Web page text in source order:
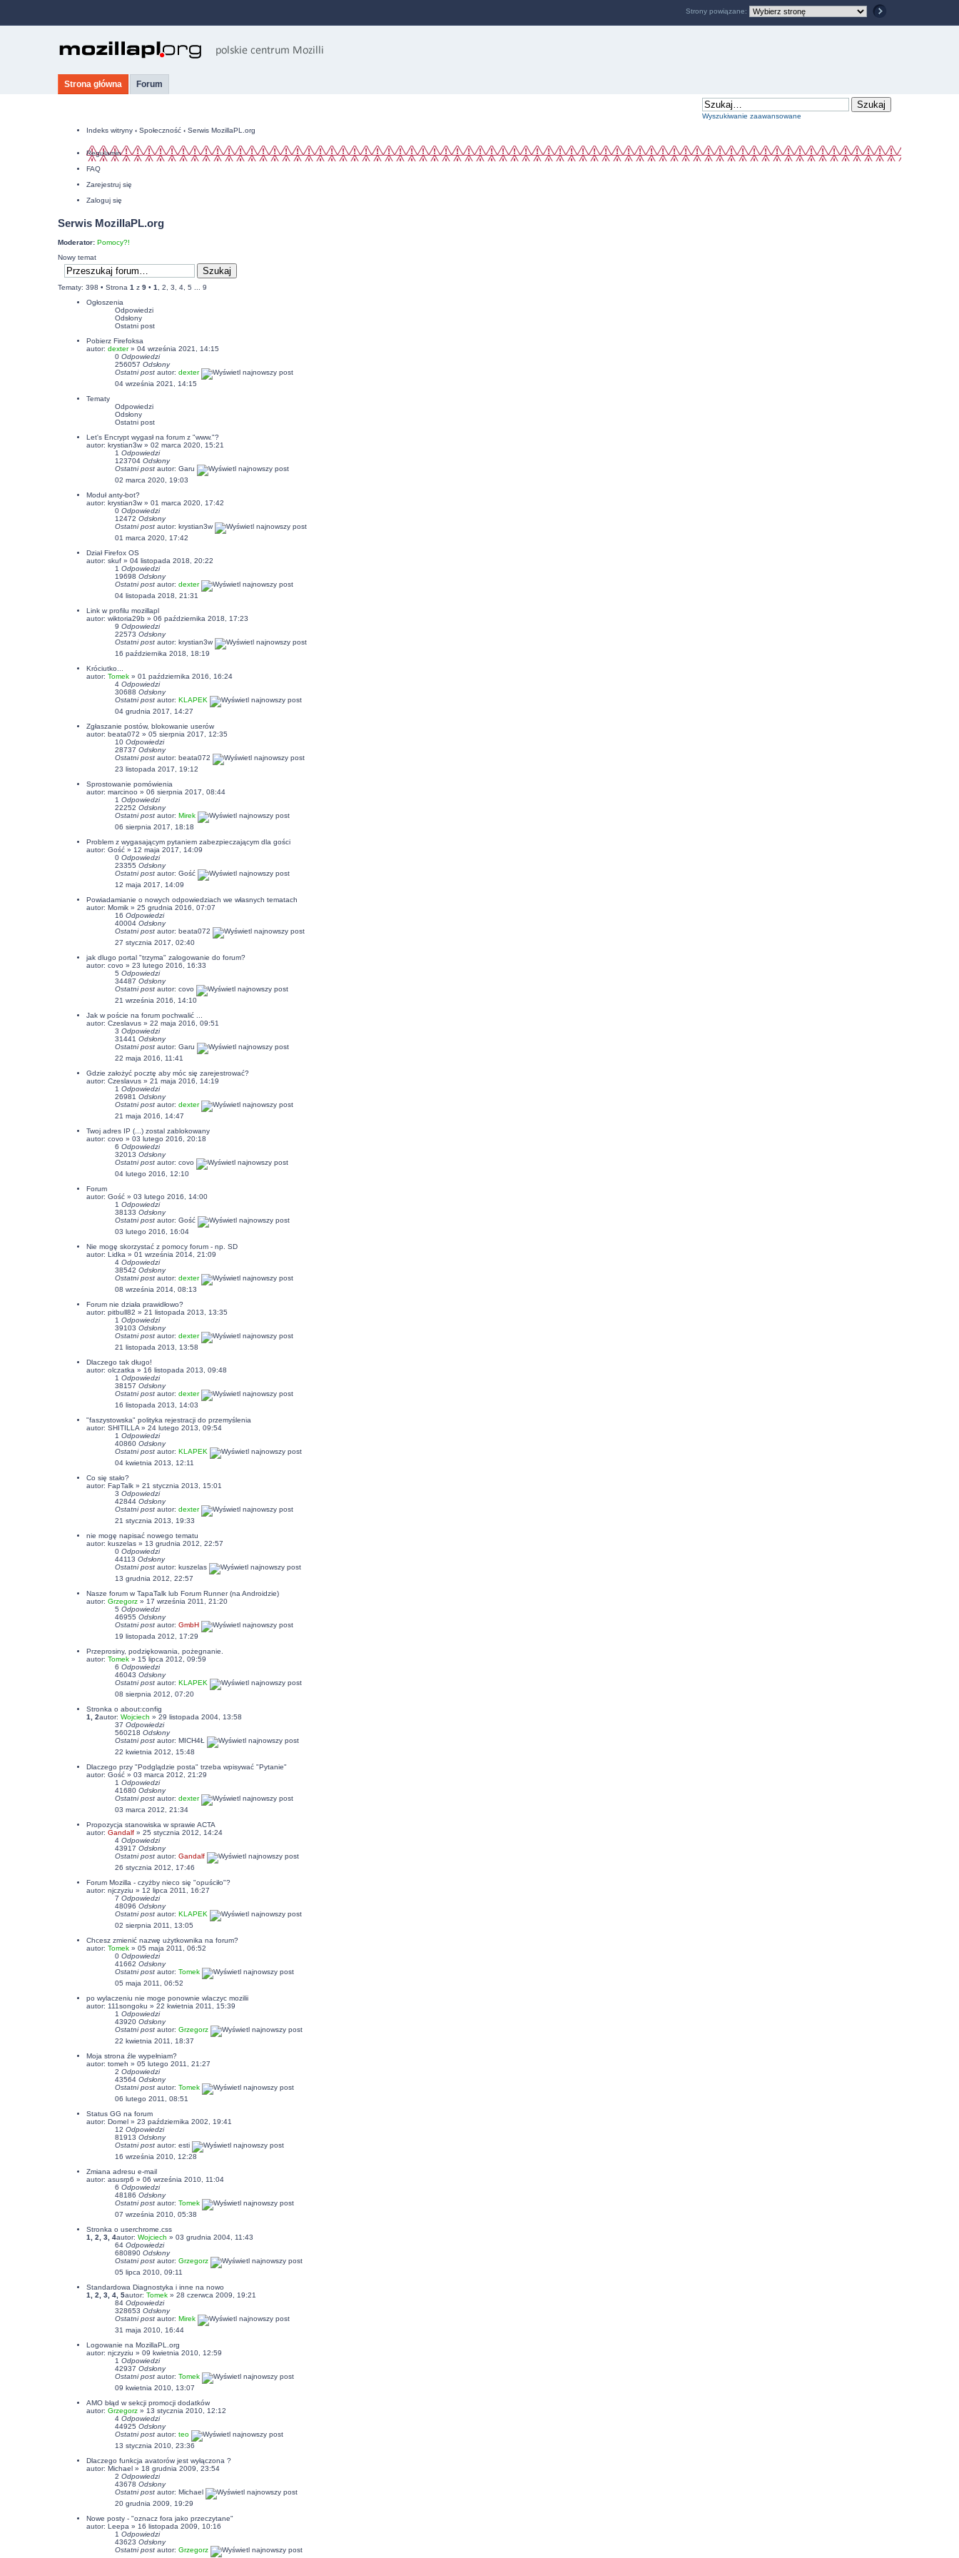
Strona główna Forum
Wyszukiwanie zaawansowane
Indeks witryny ‹ Społeczność ‹ Serwis MozillaPL.org
Regulamin
FAQ
Zarejestruj się
Zaloguj się
Serwis MozillaPL.org
Moderator: Pomocy?!
Nowy temat
Tematy: 398 • Strona 1 z 9• 1 2 3 4, 5
9
Ogłoszenia
Odpowiedzi
Odsłony
Ostatni post
Pobierz Firefoksa
autor: dexter» 04 września 2021, 14:15
0 Odpowiedzi
256057 Odsłony
Ostatni post autor: dexter
04 września 2021, 14:15
Tematy
Odpowiedzi
Odsłony
Ostatni post
Let's Encrypt wygasł na forum z "www."?
autor: krystian3w» 02 marca 2020, 15:21
1 Odpowiedzi
123704 Odsłony
Ostatni post autor: Garu
02 marca 2020, 19:03
Moduł anty-bot?
autor: krystian3w» 01 marca 2020, 17:42
0 Odpowiedzi
12472 Odsłony
Ostatni post autor: krystian3w
01 marca 2020, 17:42
Dział Firefox OS
autor: skuf» 04 listopada 2018, 20:22
1 Odpowiedzi
19698 Odsłony
Ostatni post autor: dexter
04 listopada 2018, 21:31
Link w profilu mozillapl
autor: wiktoria29b» 06 października 2018, 17:23
9 Odpowiedzi
22573 Odsłony
Ostatni post autor: krystian3w
16 października 2018, 18:19
Króciutko...
autor: Tomek» 01 października 2016, 16:24
4 Odpowiedzi
30688 Odsłony
Ostatni post autor: KLAPEK
04 grudnia 2017, 14:27
Zgłaszanie postów, blokowanie userów
autor: beata072 » 05 sierpnia 2017, 12:35
10 Odpowiedzi
28737 Odsłony
Ostatni post autor: beata072
23 listopada 2017, 19:12
Sprostowanie pomówienia
autor: marcinoo » 06 sierpnia 2017, 08:44
1 Odpowiedzi
22252 Odsłony
Ostatni post autor: Mirek
06 sierpnia 2017, 18:18
Problem z wygasającym pytaniem zabezpieczającym dla gości
autor: Gość » 12 maja 2017, 14:09
0 Odpowiedzi
23355 Odsłony
Ostatni post autor: Gość
12 maja 2017, 14:09
Powiadamianie o nowych odpowiedziach we własnych tematach
autor: Momik» 25 grudnia 2016, 07:07
16 Odpowiedzi
40004 Odsłony
Ostatni post autor: beata072
27 stycznia 2017, 02:40
jak dlugo portal "trzyma" zalogowanie do forum?
autor: covo » 23 lutego 2016, 16:33
5 Odpowiedzi
34487 Odsłony
Ostatni post autor: covo
21 września 2016, 14:10
Jak w poście na forum pochwalić ...
autor: Czeslavus » 22 maja 2016, 09:51
3 Odpowiedzi
31441 Odsłony
Ostatni post autor: Garu
22 maja 2016, 11:41
Gdzie założyć pocztę aby móc się zarejestrować?
autor: Czeslavus » 21 maja 2016, 14:19
1 Odpowiedzi
26981 Odsłony
Ostatni post autor: dexter
21 maja 2016, 14:47
Twoj adres IP (...) zostal zablokowany
autor: covo » 03 lutego 2016, 20:18
6 Odpowiedzi
32013 Odsłony
Ostatni post autor: covo
04 lutego 2016, 12:10
Forum
autor: Gość » 03 lutego 2016, 14:00
1 Odpowiedzi
38133 Odsłony
Ostatni post autor: Gość
03 lutego 2016, 16:04
Nie mogę skorzystać z pomocy forum - np. SD
autor: Lidka » 01 września 2014, 21:09
4 Odpowiedzi
38542 Odsłony
Ostatni post autor: dexter
08 września 2014, 08:13
Forum nie działa prawidłowo?
autor: pitbull82 » 21 listopada 2013, 13:35
1 Odpowiedzi
39103 Odsłony
Ostatni post autor: dexter
21 listopada 2013, 13:58
Dlaczego tak długo!
autor: olczatka » 16 listopada 2013, 09:48
1 Odpowiedzi
38157 Odsłony
Ostatni post autor: dexter
16 listopada 2013, 14:03
"faszystowska" polityka rejestracji do przemyślenia
autor: SHITILLA» 24 lutego 2013, 09:54
1 Odpowiedzi
40860 Odsłony
Ostatni post autor: KLAPEK
04 kwietnia 2013, 12:11
Co się stało?
autor: FapTalk » 21 stycznia 2013, 15:01
3 Odpowiedzi
42844 Odsłony
Ostatni post autor: dexter
21 stycznia 2013, 19:33
nie mogę napisać nowego tematu
autor: kuszelas» 13 grudnia 2012, 22:57
0 Odpowiedzi
44113 Odsłony
Ostatni post autor: kuszelas
13 grudnia 2012, 22:57
Nasze forum w TapaTalk lub Forum Runner (na Androidzie)
autor: Grzegorz» 17 września 2011, 21:20
5 Odpowiedzi
46955 Odsłony
Ostatni post autor: GmbH
19 listopada 2012, 17:29
Przeprosiny, podziękowania, pożegnanie.
autor: Tomek» 15 lipca 2012, 09:59
6 Odpowiedzi
46043 Odsłony
Ostatni post autor: KLAPEK
08 sierpnia 2012, 07:20
Stronka o about:config
1
2autor: Wojciech » 29 listopada 2004, 13:58
37 Odpowiedzi
560218 Odsłony
Ostatni post autor: MICH4Ł
22 kwietnia 2012, 15:48
Dlaczego przy "Podglądzie posta" trzeba wpisywać "Pytanie"
autor: Gość » 03 marca 2012, 21:29
1 Odpowiedzi
41680 Odsłony
Ostatni post autor: dexter
03 marca 2012, 21:34
Propozycja stanowiska w sprawie ACTA
autor: Gandalf» 25 stycznia 2012, 14:24
4 Odpowiedzi
43917 Odsłony
Ostatni post autor: Gandalf
26 stycznia 2012, 17:46
Forum Mozilla - czyżby nieco się "opuściło"?
autor: njczyziu » 12 lipca 2011, 16:27
7 Odpowiedzi
48096 Odsłony
Ostatni post autor: KLAPEK
02 sierpnia 2011, 13:05
Chcesz zmienić nazwę użytkownika na forum?
autor: Tomek» 05 maja 2011, 06:52
0 Odpowiedzi
41662 Odsłony
Ostatni post autor: Tomek
05 maja 2011, 06:52
po wylaczeniu nie moge ponownie wlaczyc mozilii
autor: 111songoku » 22 kwietnia 2011, 15:39
1 Odpowiedzi
43920 Odsłony
Ostatni post autor: Grzegorz
22 kwietnia 2011, 18:37
Moja strona źle wypełniam?
autor: tomeh » 05 lutego 2011, 21:27
2 Odpowiedzi
43564 Odsłony
Ostatni post autor: Tomek
06 lutego 2011, 08:51
Status GG na forum
autor: Domel» 23 października 2002, 19:41
12 Odpowiedzi
81913 Odsłony
Ostatni post autor: esti
16 września 2010, 12:28
Zmiana adresu e-mail
autor: asusrp6 » 06 września 2010, 11:04
6 Odpowiedzi
48186 Odsłony
Ostatni post autor: Tomek
07 września 2010, 05:38
Stronka o userchrome.css
1
2 3, 4autor: Wojciech » 03 grudnia 2004, 11:43
64 Odpowiedzi
680890 Odsłony
Ostatni post autor: Grzegorz
05 lipca 2010, 09:11
Standardowa Diagnostyka i inne na nowo
1
2 3, 4, 5autor: Tomek» 28 czerwca 2009, 19:21
84 Odpowiedzi
328653 Odsłony
Ostatni post autor: Mirek
31 maja 2010, 16:44
Logowanie na MozillaPL.org
autor: njczyziu » 09 kwietnia 2010, 12:59
1 Odpowiedzi
42937 Odsłony
Ostatni post autor: Tomek
09 kwietnia 2010, 13:07
AMO błąd w sekcji promocji dodatków
autor: Grzegorz» 13 stycznia 2010, 12:12
4 Odpowiedzi
44925 Odsłony
Ostatni post autor: teo
13 stycznia 2010, 23:36
Dlaczego funkcja avatorów jest wyłączona ?
autor: Michael» 18 grudnia 2009, 23:54
2 Odpowiedzi
43678 Odsłony
Ostatni post autor: Michael
20 grudnia 2009, 19:29
Nowe posty - "oznacz fora jako przeczytane"
autor: Leepa » 16 listopada 2009, 10:16
1 Odpowiedzi
43623 Odsłony
Ostatni post autor: Grzegorz
Strony powiązane: